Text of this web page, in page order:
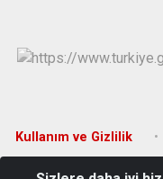
Kullanım ve Gizlilik